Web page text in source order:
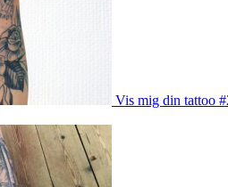
Vis mig din tattoo